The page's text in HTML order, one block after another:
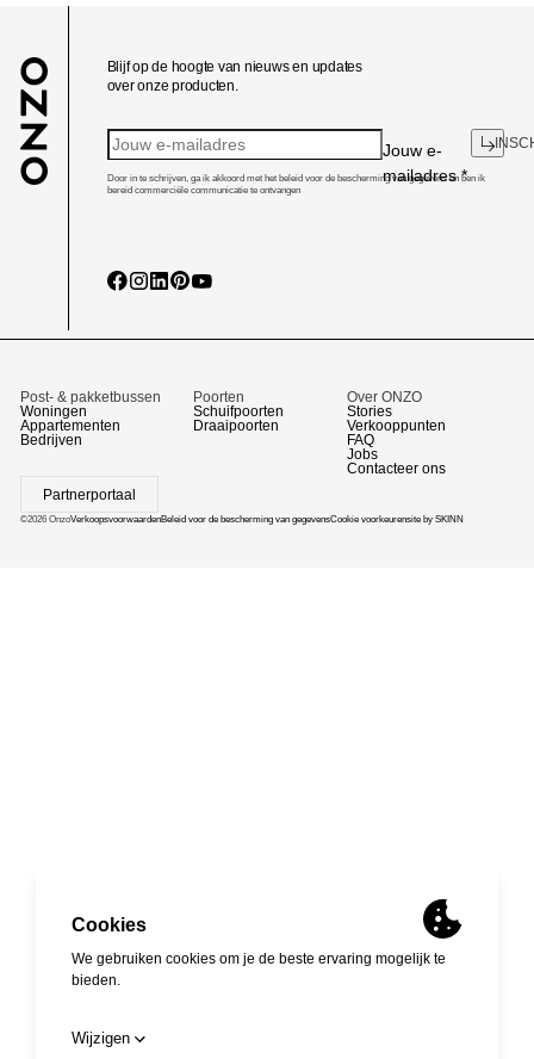
Blijf op de hoogte van nieuws en updates
over onze producten.
Jouw e-
mailadres*
Door in te schrijven, ga ik akkoord met het beleid voor de bescherming van gegevens en ben ik
bereid commerciële communicatie te ontvangen
Post- & pakketbussen
Woningen
Appartementen
Bedrijven
Poorten
Schuifpoorten
Draaipoorten
Over ONZO
Stories
Verkooppunten
FAQ
Jobs
Contacteer ons
Partnerportaal
©2026 OnzoVerkoopsvoorwaardenBeleid voor de bescherming van gegevensCookie voorkeurensite by SKINN